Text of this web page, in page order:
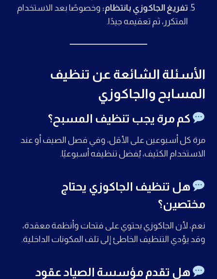
تفريغ الجاكوزي بانتظام: وخصوصًا بعد الاستخدام
المتكرر، ثم تعقيمه جيدًا.
الأسئلة الشائعة عن تنظيف
المسابح والجاكوزي
كم مرة يجب تنظيف المسبح؟
مرة كل أسبوعين على الأقل، وفي فصل الصيف أو عند
الاستخدام الكثيف، يُفضل تنظيفه أسبوعيًا.
هل تنظيف الجاكوزي يحتاج
مختصين؟
نعم، لأن الجاكوزي يحتوي على فتحات وأنظمة معقدة،
وقد يؤدي التنظيف الخاطئ إلى تلف المكونات الداخلية.
هل تقدم مؤسسة الصياد عقود